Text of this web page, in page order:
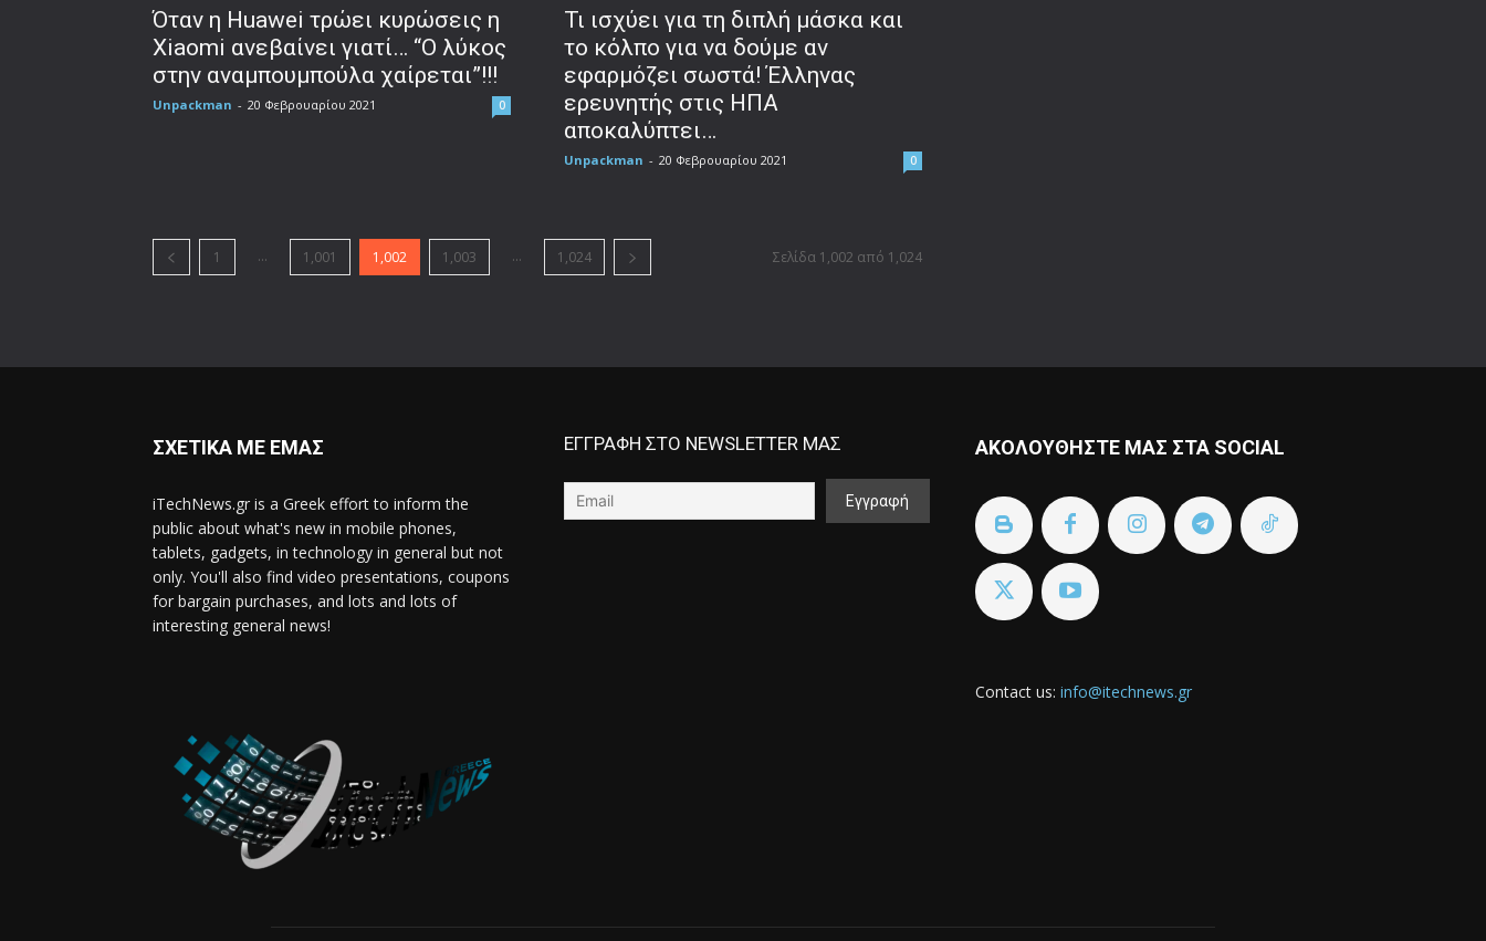
Όταν η Huawei τρώει κυρώσεις η
Xiaomi ανεβαίνει γιατί… “Ο λύκος
στην αναμπουμπούλα χαίρεται”!!!
Unpackman - 20 Φεβρουαρίου 2021 0
Τι ισχύει για τη διπλή μάσκα και
το κόλπο για να δούμε αν
εφαρμόζει σωστά! Έλληνας
ερευνητής στις ΗΠΑ
αποκαλύπτει…
Unpackman - 20 Φεβρουαρίου 2021 0
1 ... 1,001 1,002 1,003 ... 1,024 Σελίδα 1,002 από 1,024
ΣΧΕΤΙΚΑ ΜΕ ΕΜΑΣ
iTechNews.gr is a Greek effort to inform the
public about what's new in mobile phones,
tablets, gadgets, in technology in general but not
only. You'll also find video presentations, coupons
for bargain purchases, and lots and lots of
interesting general news!
ΕΓΓΡΑΦΗ ΣΤΟ NEWSLETTER ΜΑΣ ΑΚΟΛΟΥΘΗΣΤΕ ΜΑΣ ΣΤΑ SOCIAL
Contact us: info@itechnews.gr